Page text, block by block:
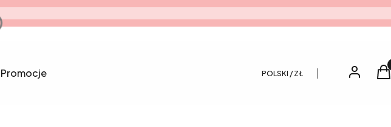
Promocje POLSKI / ZŁ Zaloguj